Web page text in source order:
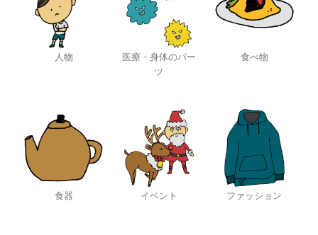
人物
医療・身体のパー
ツ
食べ物
食器 イベント ファッション